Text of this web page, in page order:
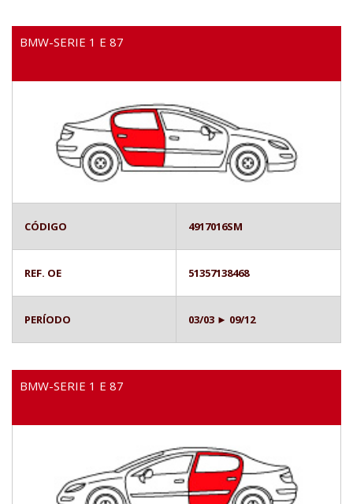
BMW-SERIE 1 E 87
CÓDIGO 4917016SM
REF. OE 51357138468
PERÍODO 03/03 ► 09/12
BMW-SERIE 1 E 87